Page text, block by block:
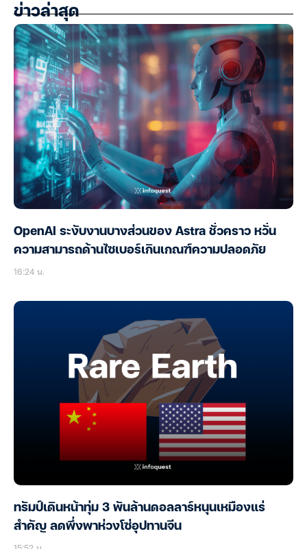
ข่าวล่าสุด
OpenAI ระงับงานบางส่วนของ Astra ชั่วคราว หวั่น
ความสามารถด้านไซเบอร์เกินเกณฑ์ความปลอดภัย
16:24 น.
ทรัมป์เดินหน้าทุ่ม 3 พันล้านดอลลาร์หนุนเหมืองแร่
สำคัญ ลดพึ่งพาห่วงโซ่อุปทานจีน